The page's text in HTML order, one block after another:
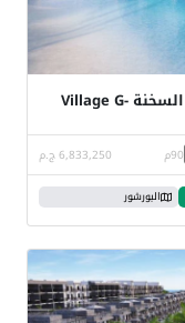
شالية للبيع 90م في قرية جي باي العين السخنة Village G-
90م 6,833,250 ج.م
البورشور